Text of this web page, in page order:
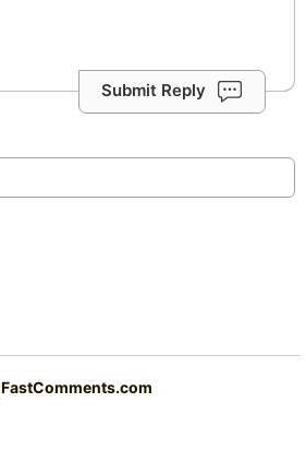
Submit Reply
FastComments.com